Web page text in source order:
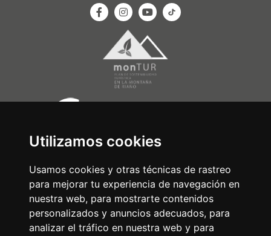
Utilizamos cookies
Usamos cookies y otras técnicas de rastreo
para mejorar tu experiencia de navegación en
nuestra web, para mostrarte contenidos
personalizados y anuncios adecuados, para
analizar el tráfico en nuestra web y para